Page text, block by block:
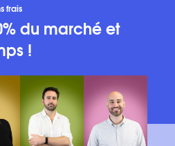
frais
du marché et
!